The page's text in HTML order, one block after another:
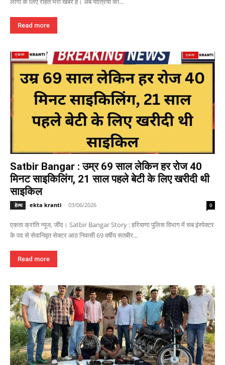
Read more
Satbir Bangar : उम्र 69 साल लेकिन हर रोज 40
मिनट साइकिलिंग, 21 साल पहले बेटी के लिए खरीदी थी
साइकिल
हेल्थ ekta kranti - 03/06/2026 0
एकता क्रांति न्यूज, जींद। Satbir Bangar Story : हरियाणा पुलिस विभाग में सब इंस्पेक्टर
के पद से सेवानिवृत सेक्टर आठ निवासी 69 वर्षीय सतबीर...
Read more